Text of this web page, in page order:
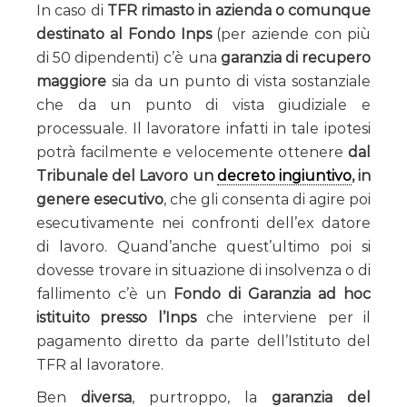
In caso di TFR rimasto in azienda o comunque
destinato al Fondo Inps(per aziende con più
di 50 dipendenti) c’è una garanzia di recupero
maggiore sia da un punto di vista sostanziale
che da un punto di vista giudiziale e
processuale. Il lavoratore infatti in tale ipotesi
potrà facilmente e velocemente ottenere dal
Tribunale del Lavoro un decreto ingiuntivo, in
genere esecutivo, che gli consenta di agire poi
esecutivamente nei confronti dell’ex datore
di lavoro. Quand’anche quest’ultimo poi si
dovesse trovare in situazione di insolvenza o di
fallimento c’è un Fondo di Garanzia ad hoc
istituito presso l’Inpsche interviene per il
pagamento diretto da parte dell’Istituto del
TFR al lavoratore.
Ben diversa, purtroppo, la garanzia del